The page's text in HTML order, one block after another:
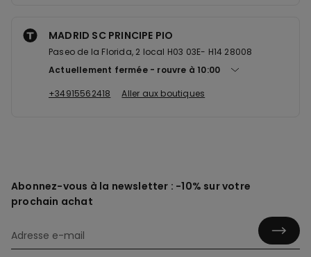
MADRID SC PRINCIPE PIO
Paseo de la Florida, 2 local H03 03E- H14 28008
Actuellement fermée
rouvre à 10:00
+34915562418
Aller aux boutiques
Abonnez-vous à la newsletter : -10% sur votre
prochain achat